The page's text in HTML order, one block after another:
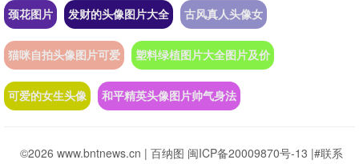
颈花图片 发财的头像图片大全 古风真人头像女
猫咪自拍头像图片可爱 塑料绿植图片大全图片及价
可爱的女生头像 和平精英头像图片帅气身法
©2026 www.bntnews.cn | 百纳图 闽ICP备20009870号-13 |#联系